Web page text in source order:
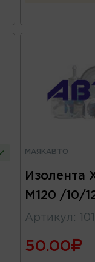
МАЯКАВТО
Изолента
М120 /10/
Артикул :
50.00